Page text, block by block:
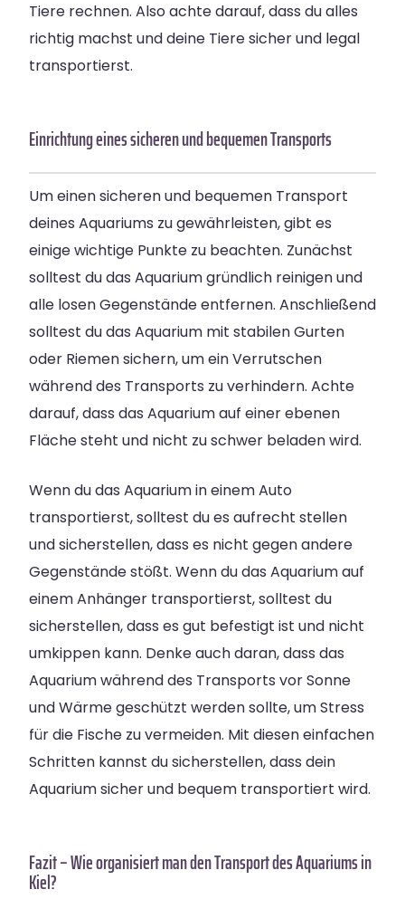
Tiere rechnen. Also achte darauf, dass du alles
richtig machst und deine Tiere sicher und legal
transportierst.
Einrichtung eines sicheren und bequemen Transports
Um einen sicheren und bequemen Transport
deines Aquariums zu gewährleisten, gibt es
einige wichtige Punkte zu beachten. Zunächst
solltest du das Aquarium gründlich reinigen und
alle losen Gegenstände entfernen. Anschließend
solltest du das Aquarium mit stabilen Gurten
oder Riemen sichern, um ein Verrutschen
während des Transports zu verhindern. Achte
darauf, dass das Aquarium auf einer ebenen
Fläche steht und nicht zu schwer beladen wird.
Wenn du das Aquarium in einem Auto
transportierst, solltest du es aufrecht stellen
und sicherstellen, dass es nicht gegen andere
Gegenstände stößt. Wenn du das Aquarium auf
einem Anhänger transportierst, solltest du
sicherstellen, dass es gut befestigt ist und nicht
umkippen kann. Denke auch daran, dass das
Aquarium während des Transports vor Sonne
und Wärme geschützt werden sollte, um Stress
für die Fische zu vermeiden. Mit diesen einfachen
Schritten kannst du sicherstellen, dass dein
Aquarium sicher und bequem transportiert wird.
Fazit – Wie organisiert man den Transport des Aquariums in
Kiel?